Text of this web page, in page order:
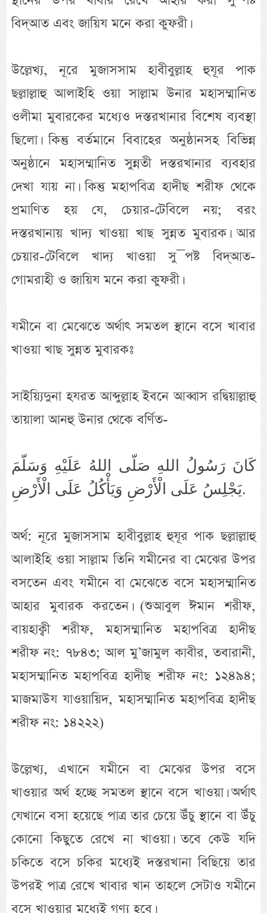
বিদ্আত এবং জায়িয মনে করা কুফরী।
উল্লেখ্য, নূরে মুজাসসাম হাবীবুল্লাহ হুযূর পাক
ছল্লাল্লাহু আলাইহি ওয়া সাল্লাম উনার মহাসম্মানিত
ওলীমা মুবারকের মধ্যেও দস্তরখানার বিশেষ ব্যবস্থা
ছিলো। কিন্তু বর্তমানে বিবাহের অনুষ্ঠানসহ বিভিন্ন
অনুষ্ঠানে মহাসম্মানিত সুন্নতী দস্তরখানার ব্যবহার
দেখা যায় না। কিন্তু মহাপবিত্র হাদীছ শরীফ থেকে
প্রমাণিত হয় যে, চেয়ার-টেবিলে নয়; বরং
দস্তরখানায় খাদ্য খাওয়া খাছ সুন্নত মুবারক। আর
চেয়ার-টেবিলে খাদ্য খাওয়া সু¯পষ্ট বিদ্আত-
গোমরাহী ও জায়িয মনে করা কুফরী।
যমীনে বা মেঝেতে অর্থাৎ সমতল স্থানে বসে খাবার
খাওয়া খাছ সুন্নত মুবারকঃ
সাইয়্যিদুনা হযরত আব্দুল্লাহ ইবনে আব্বাস রদ্বিয়াল্লাহু
তায়ালা আনহু উনার থেকে বর্ণিত-
كَانَ رَسُولُ اللهِ صَلّى اللهُ عَلَيْهِ وَسَلّمَ
يَجْلِسُ عَلَى الْأَرْضِ وَيَأْكُلُ عَلَى الْأَرْضِ.
অর্থ: নূরে মুজাসসাম হাবীবুল্লাহ হুযূর পাক ছল্লাল্লাহু
আলাইহি ওয়া সাল্লাম তিনি যমীনের বা মেঝের উপর
বসতেন এবং যমীনে বা মেঝেতে বসে মহাসম্মানিত
আহার মুবারক করতেন। (শুআবুল ঈমান শরীফ,
বায়হাক্বী শরীফ, মহাসম্মানিত মহাপবিত্র হাদীছ
শরীফ নং: ৭৮৪৩; আল মু’জামুল কাবীর, তবারানী,
মহাসম্মানিত মহাপবিত্র হাদীছ শরীফ নং: ১২৪৯৪;
মাজমাউয যাওয়ায়িদ, মহাসম্মানিত মহাপবিত্র হাদীছ
শরীফ নং: ১৪২২২)
উল্লেখ্য, এখানে যমীনে বা মেঝের উপর বসে
খাওয়ার অর্থ হচ্ছে সমতল স্থানে বসে খাওয়া। অর্থাৎ
যেখানে বসা হয়েছে পাত্র তার চেয়ে উঁচু স্থানে বা উঁচু
কোনো কিছুতে রেখে না খাওয়া। তবে কেউ যদি
চকিতে বসে চকির মধ্যেই দস্তরখানা বিছিয়ে তার
উপরই পাত্র রেখে খাবার খান তাহলে সেটাও যমীনে
বসে খাওয়ার মধ্যেই গণ্য হবে।